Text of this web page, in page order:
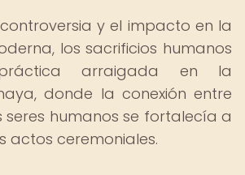
y el impacto en la
los sacrificios humanos
arraigada en la
donde la conexión entre
seres humanos se fortalecía a
actos ceremoniales.